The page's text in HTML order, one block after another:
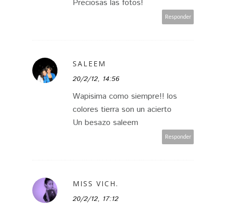
Preciosas las fotos!
Responder
SALEEM
20/2/12, 14:56
Wapisima como siempre!! los
colores tierra son un acierto
Un besazo saleem
Responder
MISS VICH.
20/2/12, 17:12